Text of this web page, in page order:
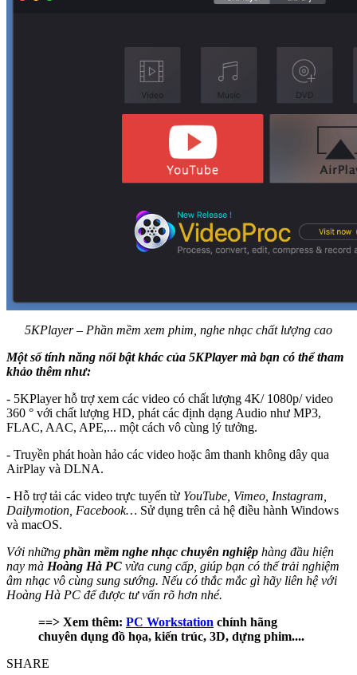
5KPlayer – Phần mềm xem phim, nghe nhạc chất lượng cao
Một số tính năng nổi bật khác của 5KPlayer mà bạn có thể tham
khảo thêm như:
- 5KPlayer hỗ trợ xem các video có chất lượng 4K/ 1080p/ video
360 ° với chất lượng HD, phát các định dạng Audio như MP3,
FLAC, AAC, APE,... một cách vô cùng lý tưởng.
- Truyền phát hoàn hảo các video hoặc âm thanh không dây qua
AirPlay và DLNA.
- Hỗ trợ tải các video trực tuyến từ YouTube, Vimeo, Instagram,
Dailymotion, Facebook… Sử dụng trên cả hệ điều hành Windows
và macOS.
Với những phần mềm nghe nhạc chuyên nghiệp hàng đầu hiện
nay mà Hoàng Hà PC vừa cung cấp, giúp bạn có thể trải nghiệm
âm nhạc vô cùng sung sướng. Nếu có thắc mắc gì hãy liên hệ với
Hoàng Hà PC để được tư vấn rõ hơn nhé.
==> Xem thêm: PC Workstation chính hãng
chuyên dụng đồ họa, kiến trúc, 3D, dựng phim....
SHARE